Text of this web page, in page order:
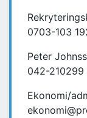
0703-103
Peter
042-210299
Ekonomi/